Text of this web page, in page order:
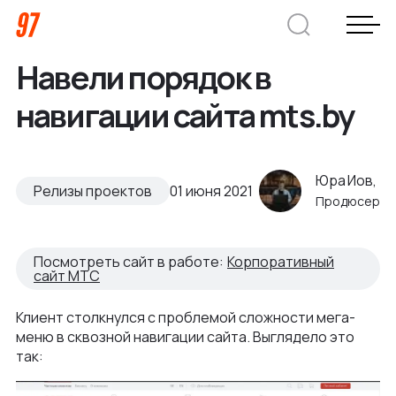
Дмитрий Хоружко
CEO Nineseven
Оставить заявку
О нас
Услуги
Заказная веб-разработка
Навели порядок в
навигации сайта mts.by
Релизы проектов 01 июня 2021
Юра Иов,
Продюсер
Посмотреть сайт в работе: Корпоративный
сайт МТС
Клиент столкнулся с проблемой сложности мега-
меню в сквозной навигации сайта. Выглядело это
так: